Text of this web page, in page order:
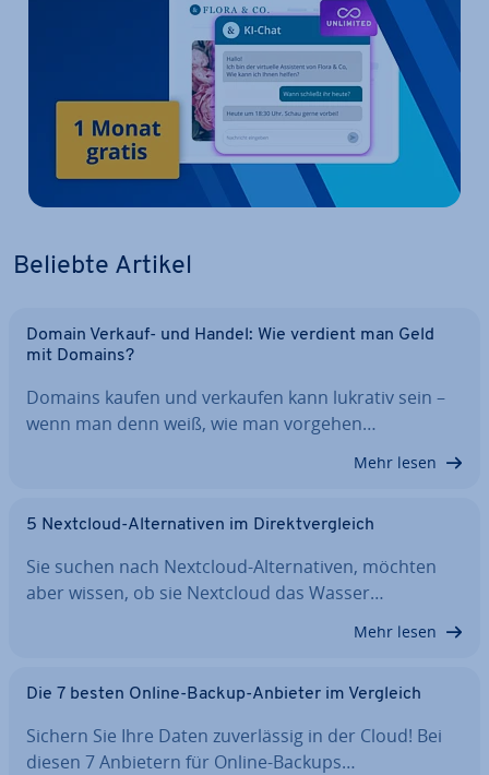
Beliebte Artikel
Domain Verkauf- und Handel: Wie verdient man Geld
mit Domains?
Domains kaufen und verkaufen kann lukrativ sein –
wenn man denn weiß, wie man vorgehen…
Mehr lesen
5 Nextcloud-Al­ter­na­ti­ven im Di­rekt­ver­gleich
Sie suchen nach Nextcloud-Al­ter­na­ti­ven, möchten
aber wissen, ob sie Nextcloud das Wasser…
Mehr lesen
Die 7 besten Online-Backup-Anbieter im Vergleich
Sichern Sie Ihre Daten zu­ver­läs­sig in der Cloud! Bei
diesen 7 Anbietern für Online-Backups…